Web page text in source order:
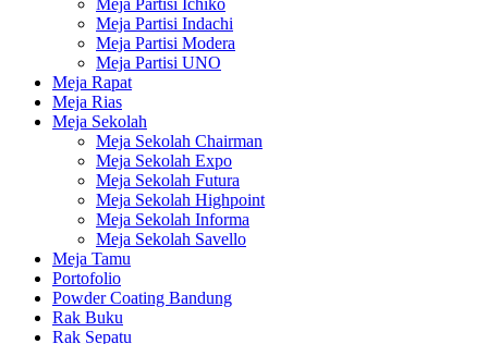
Meja Partisi Ichiko
Meja Partisi Indachi
Meja Partisi Modera
Meja Partisi UNO
Meja Rapat
Meja Rias
Meja Sekolah
Meja Sekolah Chairman
Meja Sekolah Expo
Meja Sekolah Futura
Meja Sekolah Highpoint
Meja Sekolah Informa
Meja Sekolah Savello
Meja Tamu
Portofolio
Powder Coating Bandung
Rak Buku
Rak Sepatu